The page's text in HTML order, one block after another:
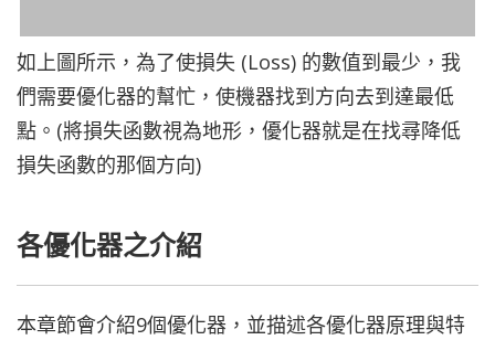
如上圖所示，為了使損失 (Loss) 的數值到最少，我
們需要優化器的幫忙，使機器找到方向去到達最低
點。(將損失函數視為地形，優化器就是在找尋降低
損失函數的那個方向)
各優化器之介紹
本章節會介紹9個優化器，並描述各優化器原理與特